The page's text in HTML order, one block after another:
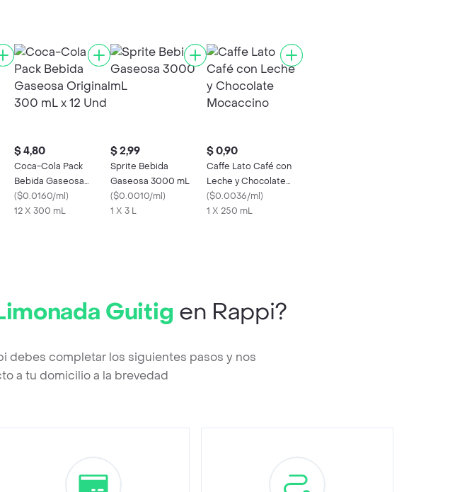
$ 4,80
Coca-Cola Pack
Bebida Gaseosa
Original 300 mL x 12
Und
($0.0160/ml)
12 X 300 mL
$ 2,99
Sprite Bebida
Gaseosa 3000 mL
($0.0010/ml)
1 X 3 L
$ 0,90
Caffe Lato Café con
Leche y Chocolate
Mocaccino
($0.0036/ml)
1 X 250 mL
Guitig en Rappi?
debes completar los siguientes pasos y nos
a tu domicilio a la brevedad